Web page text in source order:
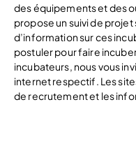
des équipements et des
propose un suivi de projet
d’information sur ces
postuler pour faire
incubateurs, nous vous
internet respectif. Les
de recrutement et les